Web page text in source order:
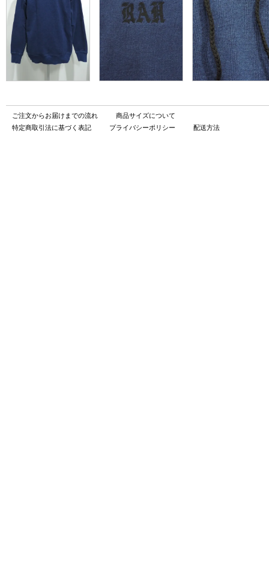
ご注文からお届けまでの流れ
商品サイズについて
特定商取引法に基づく表記
プライバシーポリシー 配送方法